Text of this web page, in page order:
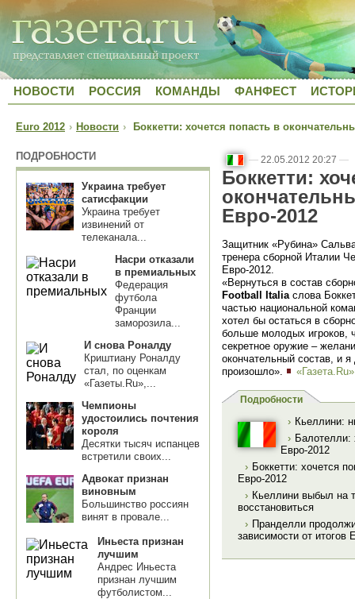
НОВОСТИ РОССИЯ КОМАНДЫ ФАНФЕСТ
Euro 2012 › Новости › Боккетти: хочется попасть в
ПОДРОБНОСТИ
Украина требует
сатисфакции
Украина требует
извинений от
телеканала...
Насри отказали
в премиальных
Федерация
футбола
Франции
заморозила...
И снова Роналду
Криштиану Роналду
стал, по оценкам
«Газеты.Ru»,...
Чемпионы
удостоились почтения
короля
Десятки тысяч испанцев
встретили своих...
Адвокат признан
виновным
Большинство россиян
винят в провале...
Иньеста признан
лучшим
Андрес Иньеста
признан лучшим
футболистом...
— 22.05.2012 20:27 —
Боккетти:
Евро-2012
Защитник «Рубина»
тренера сборной Италии
Евро-2012.
«Вернуться в состав
Football Italia слова
частью национальной
хотел бы остаться в
больше молодых игроков,
секретное оружие –
окончательный состав, и
произошло».
«Газета.Ru»
Подробности
› Кьеллини:
› Балотелли:
Евро-2012
› Боккетти: хочется
Евро-2012
› Кьеллини выбыл на
восстановиться
› Пранделли
зависимости от итогов